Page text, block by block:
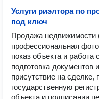
Услуги риэлтора по
под ключ
Продажа недвижимости
профессиональная
показ объекта и
подготовка документов
присутствие на
государственную
объекта и подписании